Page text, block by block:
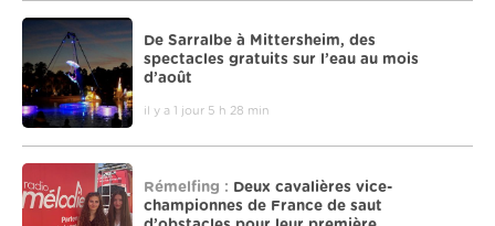
De Sarralbe à Mittersheim, des
spectacles gratuits sur l’eau au mois
d’août
il y a 1 jour 5 h 28 min
Rémelfing : Deux cavalières vice-
championnes de France de saut